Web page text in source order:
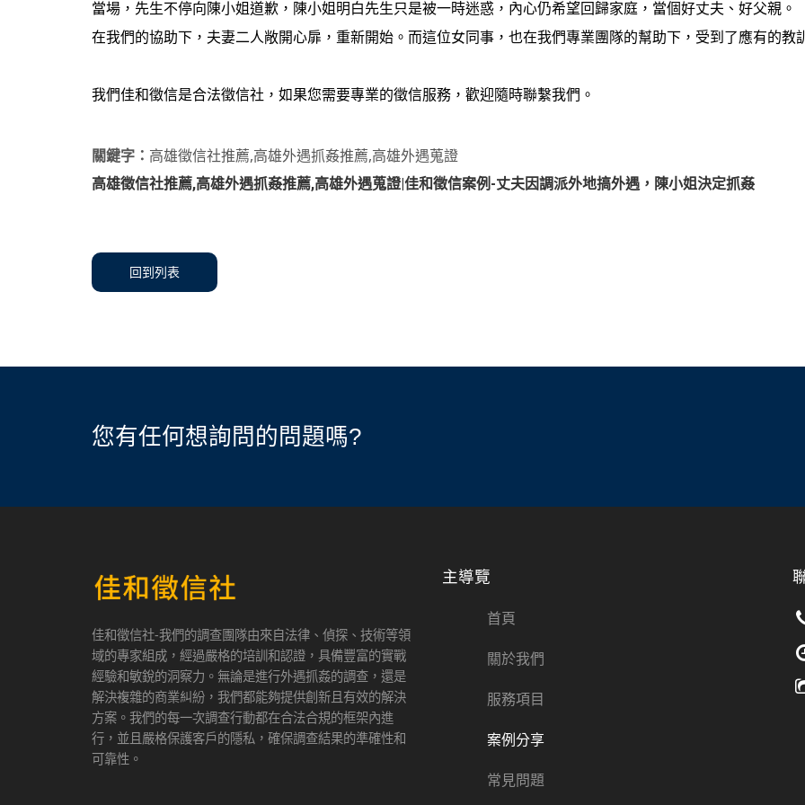
當場，先生不停向陳小姐道歉，陳小姐明白先生只是被一時迷惑，內心仍希望回歸家庭，當個好丈夫、好父親。
在我們的協助下，夫妻二人敞開心扉，重新開始。而這位女同事，也在我們專業團隊的幫助下，受到了應有的教
我們佳和徵信是合法徵信社，如果您需要專業的徵信服務，歡迎隨時聯繫我們。
關鍵字： 高雄徵信社推薦,高雄外遇抓姦推薦,高雄外遇蒐證
高雄徵信社推薦,高雄外遇抓姦推薦,高雄外遇蒐證|佳和徵信案例-丈夫因調派外地搞外遇，陳小姐決定抓姦
回到列表
您有任何想詢問的問題嗎?
佳和徵信社-我們的調查團隊由來自法律、偵探、技術等領
域的專家組成，經過嚴格的培訓和認證，具備豐富的實戰
經驗和敏銳的洞察力。無論是進行外遇抓姦的調查，還是
解決複雜的商業糾紛，我們都能夠提供創新且有效的解決
方案。我們的每一次調查行動都在合法合規的框架內進
行，並且嚴格保護客戶的隱私，確保調查結果的準確性和
可靠性。
主導覽
首頁
關於我們
服務項目
案例分享
常見問題